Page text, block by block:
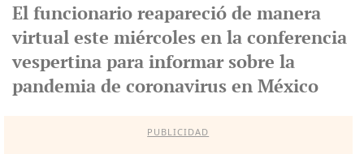
El funcionario reapareció de manera
virtual este miércoles en la conferencia
vespertina para informar sobre la
pandemia de coronavirus en México
PUBLICIDAD